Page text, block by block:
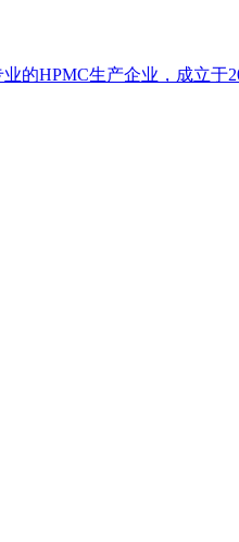
的HPMC生产企业，成立于